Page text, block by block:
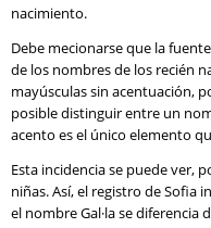
nacimiento.
Debe mecionarse que la
de los nombres de los recién
mayúsculas sin acentuación,
posible distinguir entre un
acento es el único elemento
Esta incidencia se puede ver,
niñas. Así, el registro de Sofia
el nombre Gal·la se diferencia